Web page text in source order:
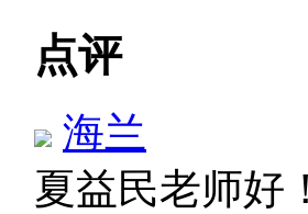
点评
海兰
夏益民老师好